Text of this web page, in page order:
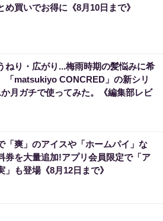
め買いでお得に《8月10日まで》
ねり・広がり...梅雨時期の髪悩みに希
「matsukiyo CONCRED」の新シリ
月ガチで使ってみた。《編集部レビ
「爽」のアイスや「ホームパイ」な
券を大量追加!アプリ会員限定で「ア
」も登場《8月12日まで》